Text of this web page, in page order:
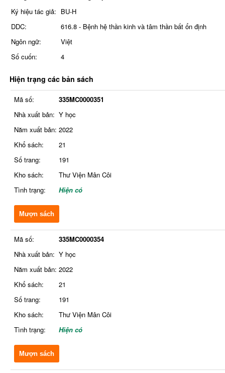
Ký hiệu tác giả: BU-H
DDC:
616.8 - Bệnh hệ thần kinh và tâm thần bất ổn định
Ngôn ngữ:
Việt
Số cuốn:
4
Hiện trạng các bản sách
Mã số:
335MC0000351
Nhà xuất bản: Y học
Năm xuất bản: 2022
Khổ sách:
21
Số trang:
191
Kho sách:
Thư Viện Mân Côi
Tình trạng:
Hiện có
Mượn sách
Mã số:
335MC0000354
Nhà xuất bản: Y học
Năm xuất bản: 2022
Khổ sách:
21
Số trang:
191
Kho sách:
Thư Viện Mân Côi
Tình trạng:
Hiện có
Mượn sách